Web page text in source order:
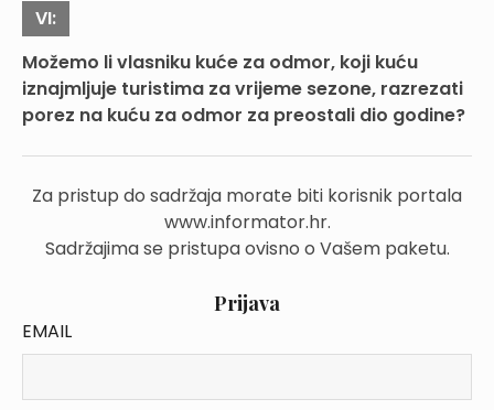
VI:
Možemo li vlasniku kuće za odmor, koji kuću
iznajmljuje turistima za vrijeme sezone, razrezati
porez na kuću za odmor za preostali dio godine?
Za pristup do sadržaja morate biti korisnik portala
www.informator.hr.
Sadržajima se pristupa ovisno o Vašem paketu.
Prijava
EMAIL